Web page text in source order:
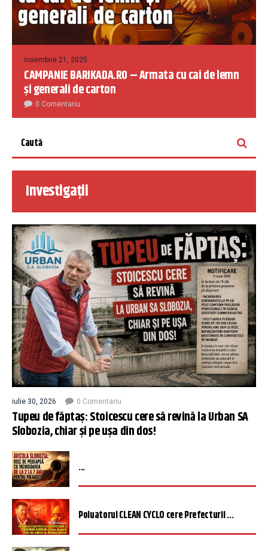
noiembrie 21, 2025
CAMPANIE BARIKADA.RO – Armata cu cai de lemn
și generali de carton
0 Comentariu
Investigații
iulie 30, 2026 0 Comentariu
Tupeu de făptaș: Stoicescu cere să revină la Urban SA
Slobozia, chiar și pe ușa din dos!
...
Poluatorul CLEAN CYCLO cere Prefecturii ...